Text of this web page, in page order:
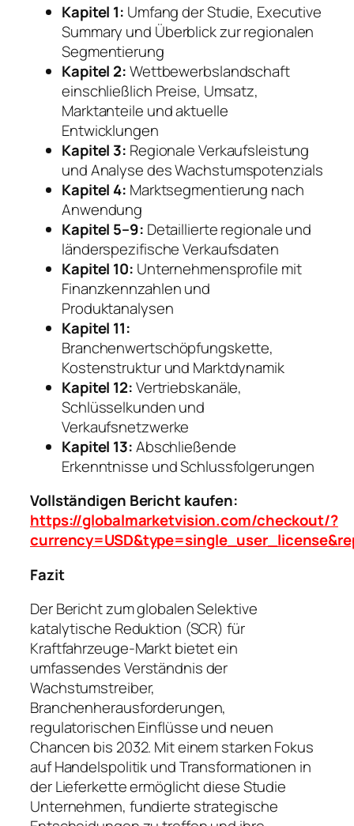
Kapitel 1: Umfang der Studie, Executive
Summary und Überblick zur regionalen
Segmentierung
Kapitel 2:Wettbewerbslandschaft
einschließlich Preise, Umsatz,
Marktanteile und aktuelle
Entwicklungen
Kapitel 3: Regionale Verkaufsleistung
und Analyse des Wachstumspotenzials
Kapitel 4: Marktsegmentierung nach
Anwendung
Kapitel 5–9: Detaillierte regionale und
länderspezifische Verkaufsdaten
Kapitel 10: Unternehmensprofile mit
Finanzkennzahlen und
Produktanalysen
Kapitel 11:
Branchenwertschöpfungskette,
Kostenstruktur und Marktdynamik
Kapitel 12:Vertriebskanäle,
Schlüsselkunden und
Verkaufsnetzwerke
Kapitel 13:Abschließende
Erkenntnisse und Schlussfolgerungen
Vollständigen Bericht kaufen:
https://globalmarketvision.com/checkout/?
Fazit
Der Bericht zum globalen Selektive
katalytische Reduktion (SCR) für
Kraftfahrzeuge-Markt bietet ein
umfassendes Verständnis der
Wachstumstreiber,
Branchenherausforderungen,
regulatorischen Einflüsse und neuen
Chancen bis 2032. Mit einem starken Fokus
auf Handelspolitik und Transformationen in
der Lieferkette ermöglicht diese Studie
Unternehmen, fundierte strategische